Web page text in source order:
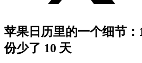
苹果日历里的一个细节：
份少了 10 天